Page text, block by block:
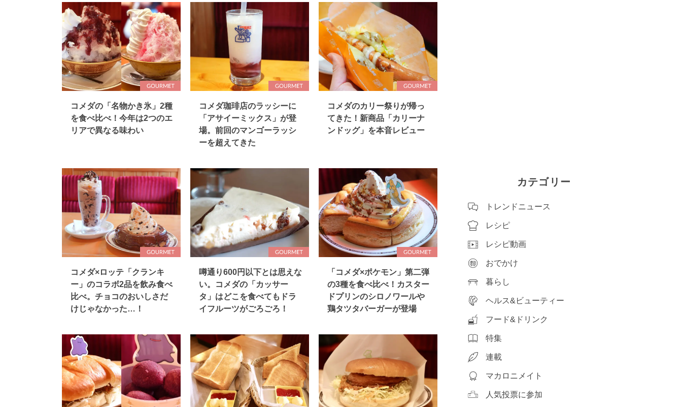
コメダの「名物かき氷」2種
を食べ比べ！今年は2つのエ
リアで異なる味わい
コメダ珈琲店のラッシーに
「アサイーミックス」が登
場。前回のマンゴーラッシ
ーを超えてきた
コメダのカリー祭りが帰っ
てきた！新商品「カリーナ
ンドッグ」を本音レビュー
コメダ×ロッテ「クランキ
ー」のコラボ2品を飲み食べ
比べ。チョコのおいしさだ
けじゃなかった…！
噂通り600円以下とは思えな
い。コメダの「カッサー
タ」はどこを食べてもドラ
イフルーツがごろごろ！
「コメダ×ポケモン」第二弾
の3種を食べ比べ！カスター
ドプリンのシロノワールや
鶏タツタバーガーが登場
カテゴリー
トレンドニュース
レシピ
レシピ動画
おでかけ
暮らし
ヘルス&ビューティー
フード&ドリンク
特集
連載
マカロニメイト
人気投票に参加